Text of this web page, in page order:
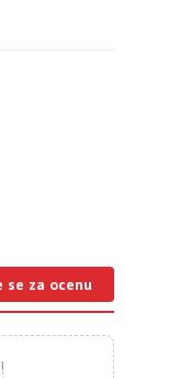
se za ocenu